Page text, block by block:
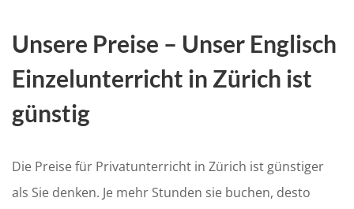
Unsere Preise – Unser Englisch
Einzelunterricht in Zürich ist
günstig
Die Preise für Privatunterricht in Zürich ist günstiger
als Sie denken. Je mehr Stunden sie buchen, desto